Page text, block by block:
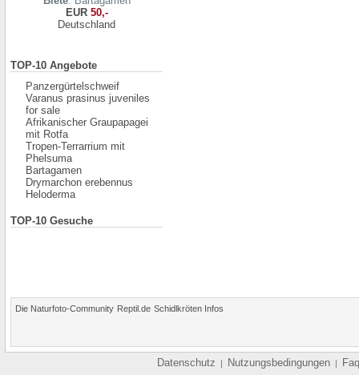
EUR50,-
Deutschland
TOP-10 Angebote
Panzergürtelschweif
Varanus prasinus juveniles
for sale
Afrikanischer Graupapagei
mit Rotfa
Tropen-Terrarrium mit
Phelsuma
Bartagamen
Drymarchon erebennus
Heloderma
TOP-10 Gesuche
Die Naturfoto-Community Reptil.de Schidlkröten Infos
Datenschutz | Nutzungsbedingungen | Faq